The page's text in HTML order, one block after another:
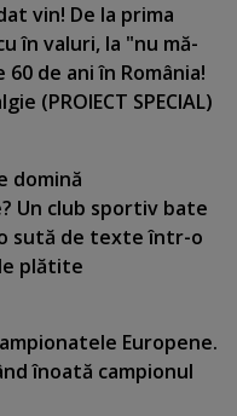
vin! De la prima
în valuri, la "nu mă-
de ani în România!
(PROIECT SPECIAL)
domină
Un club sportiv bate
sută de texte într-o
plătite
Europene.
înoată campionul